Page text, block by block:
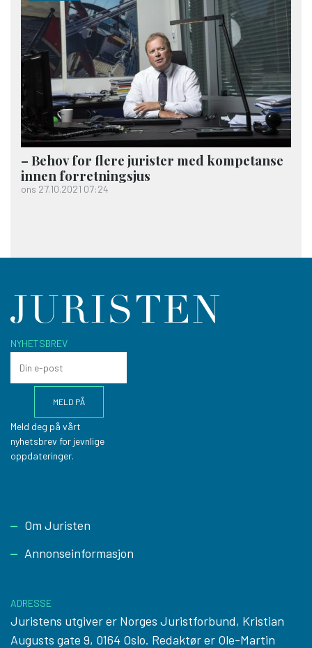
– Behov for flere jurister med kompetanse
innen forretningsjus
ons 27.10.2021 07:24
NYHETSBREV
Meld deg på vårt
nyhetsbrev for jevnlige
oppdateringer.
Footer
Om Juristen
Annonseinformasjon
ADRESSE
Juristens utgiver er Norges Juristforbund, Kristian
Augusts gate 9, 0164 Oslo. Redaktør er Ole-Martin